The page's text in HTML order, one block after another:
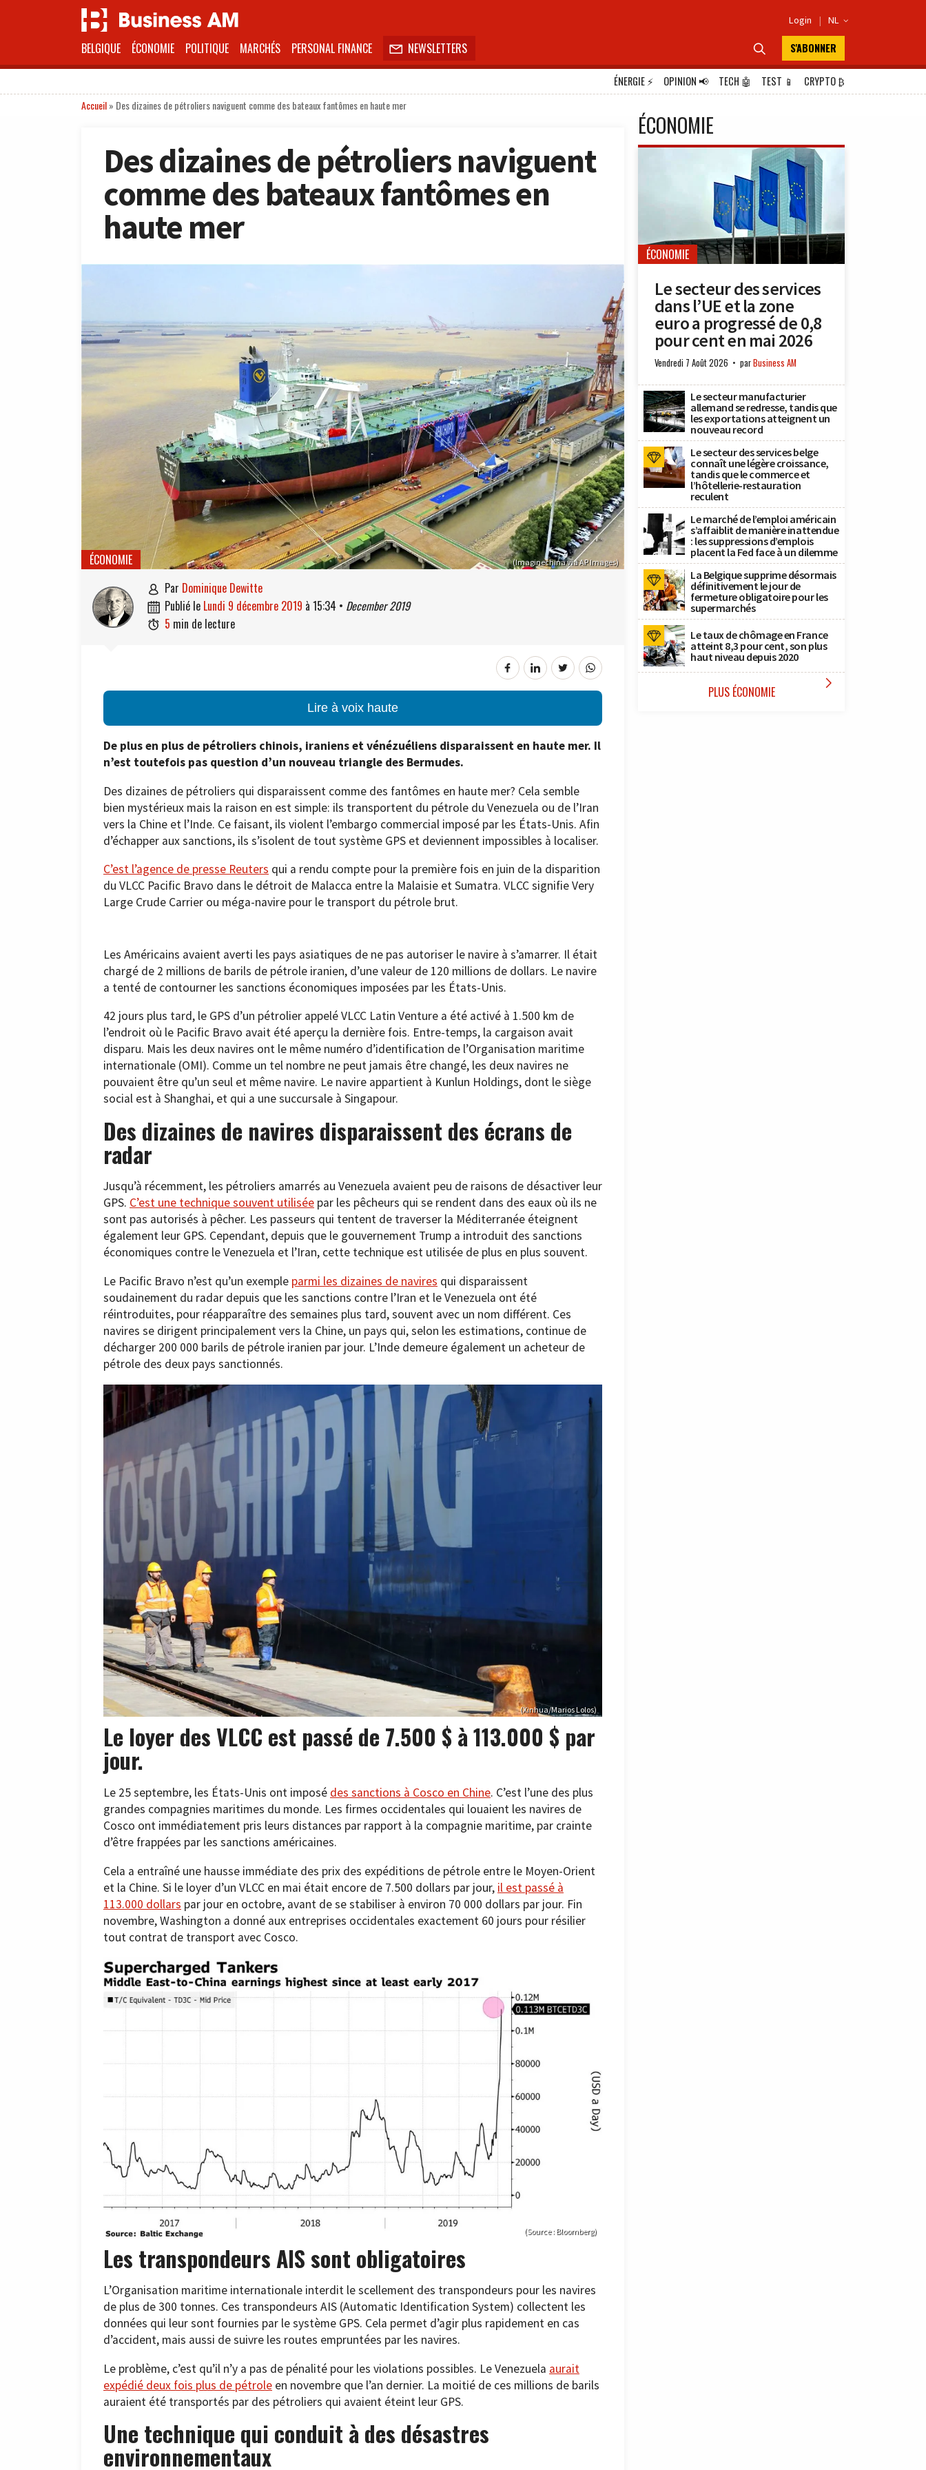
Login | NL 
BELGIQUE ÉCONOMIE POLITIQUE MARCHÉS PERSONAL FINANCE  NEWSLETTERS  S'ABONNER
ÉNERGIE⚡ OPINION📢 TECH 🤖 TEST 📱 CRYPTO₿
Accueil» Des dizaines de pétroliers naviguent comme des bateaux fantômes en haute mer
Des dizaines de pétroliers naviguent
comme des bateaux fantômes en
haute mer
(Imaginechina via AP Images)
ÉCONOMIE
 par Dominique Dewitte
 publié le lundi 9 décembre 2019 à 15:34 • December 2019
 5 min de lecture
Lire à voix haute
De plus en plus de pétroliers chinois, iraniens et vénézuéliens disparaissent en haute mer. Il
n’est toutefois pas question d’un nouveau triangle des Bermudes.
Des dizaines de pétroliers qui disparaissent comme des fantômes en haute mer? Cela semble
bien mystérieux mais la raison en est simple: ils transportent du pétrole du Venezuela ou de l’Iran
vers la Chine et l’Inde. Ce faisant, ils violent l’embargo commercial imposé par les États-Unis. Afin
d’échapper aux sanctions, ils s’isolent de tout système GPS et deviennent impossibles à localiser.
C’est l’agence de presse Reuters qui a rendu compte pour la première fois en juin de la disparition
du VLCC Pacific Bravo dans le détroit de Malacca entre la Malaisie et Sumatra. VLCC signifie Very
Large Crude Carrier ou méga-navire pour le transport du pétrole brut.
Les Américains avaient averti les pays asiatiques de ne pas autoriser le navire à s’amarrer. Il était
chargé de 2 millions de barils de pétrole iranien, d’une valeur de 120 millions de dollars. Le navire
a tenté de contourner les sanctions économiques imposées par les États-Unis.
42 jours plus tard, le GPS d’un pétrolier appelé VLCC Latin Venture a été activé à 1.500 km de
l’endroit où le Pacific Bravo avait été aperçu la dernière fois. Entre-temps, la cargaison avait
disparu. Mais les deux navires ont le même numéro d’identification de l’Organisation maritime
internationale (OMI). Comme un tel nombre ne peut jamais être changé, les deux navires ne
pouvaient être qu’un seul et même navire. Le navire appartient à Kunlun Holdings, dont le siège
social est à Shanghai, et qui a une succursale à Singapour.
Des dizaines de navires disparaissent des écrans de
radar
Jusqu’à récemment, les pétroliers amarrés au Venezuela avaient peu de raisons de désactiver leur
GPS. C’est une technique souvent utilisée par les pêcheurs qui se rendent dans des eaux où ils ne
sont pas autorisés à pêcher. Les passeurs qui tentent de traverser la Méditerranée éteignent
également leur GPS. Cependant, depuis que le gouvernement Trump a introduit des sanctions
économiques contre le Venezuela et l’Iran, cette technique est utilisée de plus en plus souvent.
Le Pacific Bravo n’est qu’un exemple parmi les dizaines de navires qui disparaissent
soudainement du radar depuis que les sanctions contre l’Iran et le Venezuela ont été
réintroduites, pour réapparaître des semaines plus tard, souvent avec un nom différent. Ces
navires se dirigent principalement vers la Chine, un pays qui, selon les estimations, continue de
décharger 200 000 barils de pétrole iranien par jour. L’Inde demeure également un acheteur de
pétrole des deux pays sanctionnés.
(Xinhua/Marios Lolos)
Le loyer des VLCC est passé de 7.500 $ à 113.000 $ par
jour.
Le 25 septembre, les États-Unis ont imposé des sanctions à Cosco en Chine. C’est l’une des plus
grandes compagnies maritimes du monde. Les firmes occidentales qui louaient les navires de
Cosco ont immédiatement pris leurs distances par rapport à la compagnie maritime, par crainte
d’être frappées par les sanctions américaines.
Cela a entraîné une hausse immédiate des prix des expéditions de pétrole entre le Moyen-Orient
et la Chine. Si le loyer d’un VLCC en mai était encore de 7.500 dollars par jour, il est passé à
113.000 dollars par jour en octobre, avant de se stabiliser à environ 70 000 dollars par jour. Fin
novembre, Washington a donné aux entreprises occidentales exactement 60 jours pour résilier
tout contrat de transport avec Cosco.
(Source : Bloomberg)
Les transpondeurs AIS sont obligatoires
L’Organisation maritime internationale interdit le scellement des transpondeurs pour les navires
de plus de 300 tonnes. Ces transpondeurs AIS (Automatic Identification System) collectent les
données qui leur sont fournies par le système GPS. Cela permet d’agir plus rapidement en cas
d’accident, mais aussi de suivre les routes empruntées par les navires.
Le problème, c’est qu’il n’y a pas de pénalité pour les violations possibles. Le Venezuela aurait
expédié deux fois plus de pétrole en novembre que l’an dernier. La moitié de ces millions de barils
auraient été transportés par des pétroliers qui avaient éteint leur GPS.
Une technique qui conduit à des désastres
environnementaux
ÉCONOMIE
ÉCONOMIE
Le secteur des services
dans l’UE et la zone
euro a progressé de 0,8
pour cent en mai 2026
Vendredi 7 Août 2026 parBusiness AM
Le secteur manufacturier
allemand se redresse, tandis que
les exportations atteignent un
nouveau record
Le secteur des services belge
connaît une légère croissance,
tandis que le commerce et
l’hôtellerie-restauration
reculent
Le marché de l’emploi américain
s’affaiblit de manière inattendue
: les suppressions d’emplois
placent la Fed face à un dilemme
La Belgique supprime désormais
définitivement le jour de
fermeture obligatoire pour les
supermarchés
Le taux de chômage en France
atteint 8,3 pour cent, son plus
haut niveau depuis 2020
PLUS ÉCONOMIE 